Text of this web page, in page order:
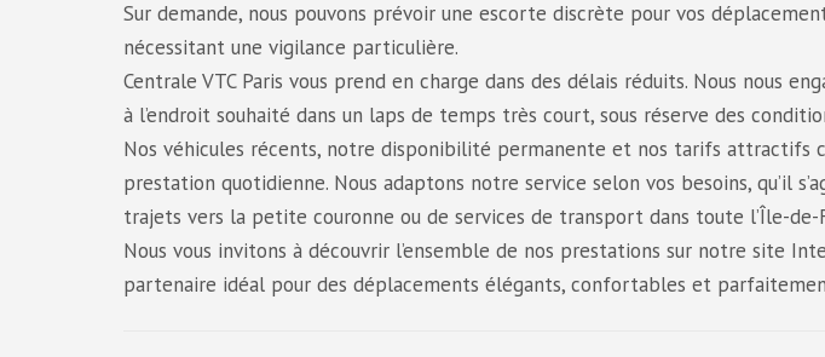
Sur demande, nous pouvons prévoir une escorte discrète pour vos
nécessitant une vigilance particulière.
Centrale VTC Paris vous prend en charge dans des délais réduits. Nous nous
à l’endroit souhaité dans un laps de temps très court, sous réserve des
Nos véhicules récents, notre disponibilité permanente et nos tarifs attractifs
prestation quotidienne. Nous adaptons notre service selon vos besoins, qu’il
trajets vers la petite couronne ou de services de transport dans toute l’Île-de-
Nous vous invitons à découvrir l’ensemble de nos prestations sur notre site
partenaire idéal pour des déplacements élégants, confortables et